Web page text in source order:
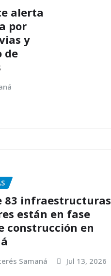
alerta
por
y
de
83 infraestructuras
están en fase
construcción en
Samaná Jul 13, 2026